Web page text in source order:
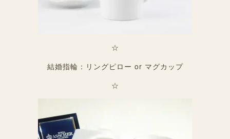
☆
結婚指輪：リングピロー or マグカップ
☆